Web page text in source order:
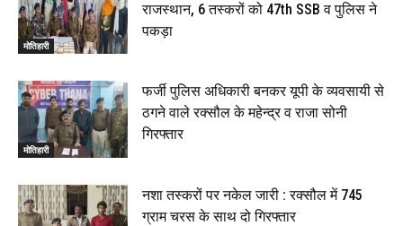
मोतिहारी
राजस्थान, 6 तस्करों को 47th SSB व पुलिस ने
पकड़ा
मोतिहारी
फर्जी पुलिस अधिकारी बनकर यूपी के व्यवसायी से
ठगने वाले रक्सौल के महेन्द्र व राजा सोनी
गिरफ्तार
नशा तस्करों पर नकेल जारी : रक्सौल में 745
ग्राम चरस के साथ दो गिरफ्तार